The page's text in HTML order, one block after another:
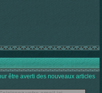
être averti des nouveaux articles